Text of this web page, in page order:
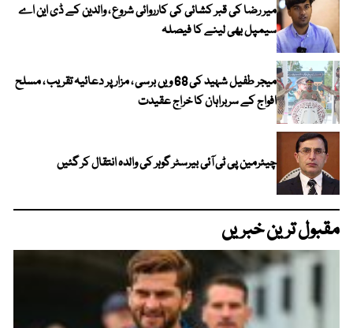
میر رضا کی قبر کشائی کی کارروائی شروع ، والدین کے ڈی این اے
سیمپل بھی لینے کا فیصلہ
میجر طفیل شہید کی 68 ویں برسی ، مزار پر دعائیہ تقریب ، مسلح
افواج کے سربراہان کا خراج عقیدت
چیئرمین پی ٹی آئی بیرسٹر گوہر کی والدہ انتقال کر گئیں
مقبول ترین خبریں